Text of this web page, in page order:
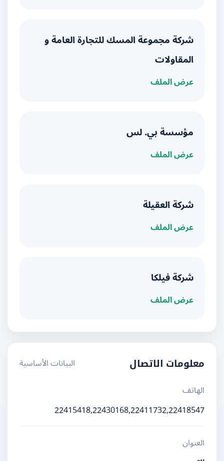
شركة مجموعة المسك للتجارة العامة و
المقاولات
عرض الملف
مؤسسة بي. لس
عرض الملف
شركة العقيلة
عرض الملف
شركة فيلكا
عرض الملف
معلومات الاتصال
البيانات الأساسية
الهاتف
22415418,22430168,22411732,22418547
العنوان